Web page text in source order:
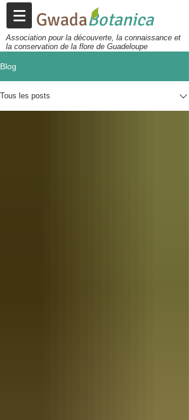
GwadaBotanica
Association pour la découverte, la connaissance et
la conservation de la flore de Guadeloupe
Blog
Tous les posts